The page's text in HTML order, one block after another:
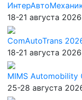
18-21 августа 2026
ComAutoTrans
18-21 августа 2026
MIMS Automobility
25-28 августа